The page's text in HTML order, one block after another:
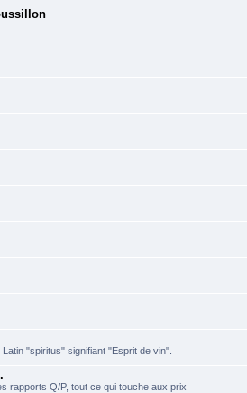
"spiritus" signifiant "Esprit de vin".
rapports Q/P, tout ce qui touche aux prix